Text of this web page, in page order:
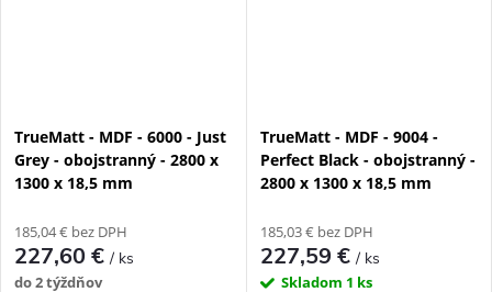
TrueMatt - MDF - 6000 - Just
Grey - obojstranný - 2800 x
1300 x 18,5 mm
185,04 € bez DPH
227,60 €/ ks
do 2 týždňov
TrueMatt - MDF - 9004 -
Perfect Black - obojstranný -
2800 x 1300 x 18,5 mm
185,03 € bez DPH
227,59 €/ ks
Skladom 1 ks